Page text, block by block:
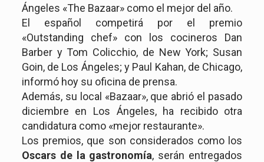
Ángeles «The Bazaar» como el mejor del año.
El español competirá por el premio
«Outstanding chef» con los cocineros Dan
Barber y Tom Colicchio, de New York; Susan
Goin, de Los Ángeles; y Paul Kahan, de Chicago,
informó hoy su oficina de prensa.
Además, su local «Bazaar», que abrió el pasado
diciembre en Los Ángeles, ha recibido otra
candidatura como «mejor restaurante».
Los premios, que son considerados como los
Oscars de la gastronomía, serán entregados